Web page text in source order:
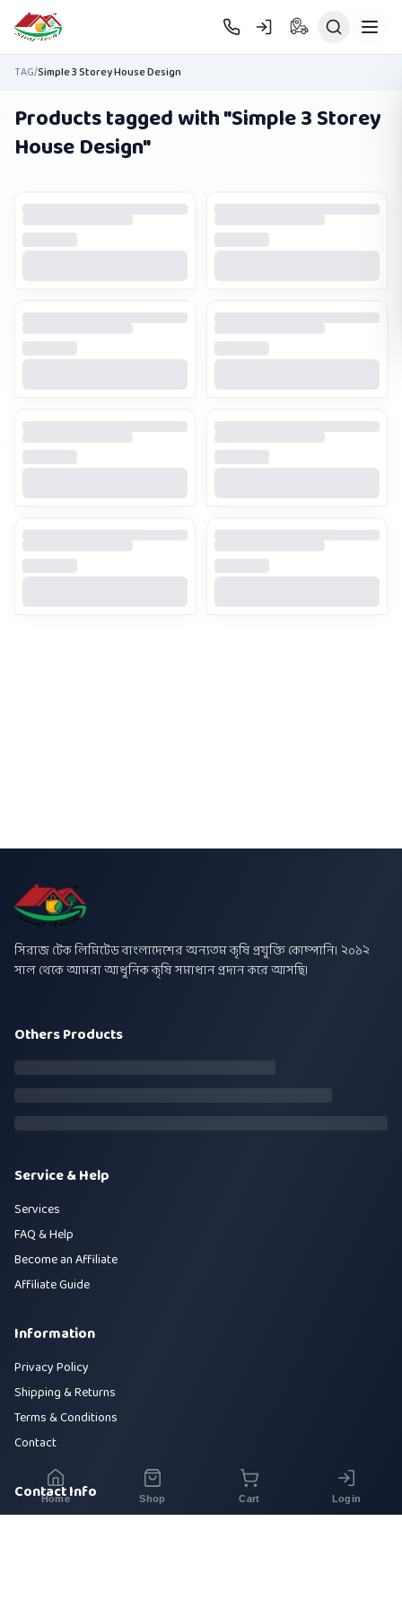
Skip to main content
TAG/Simple 3 Storey House Design
Products tagged with "Simple 3 Storey
House Design"
সিরাজ টেক লিমিটেড বাংলাদেশের অন্যতম কৃষি প্রযুক্তি কোম্পানি। ২০১২
সাল থেকে আমরা আধুনিক কৃষি সমাধান প্রদান করে আসছি।
Others Products
Service & Help
Services
FAQ & Help
Become an Affiliate
Affiliate Guide
Information
Privacy Policy
Shipping & Returns
Terms & Conditions
Contact
Contact Info
Home Shop Cart Login